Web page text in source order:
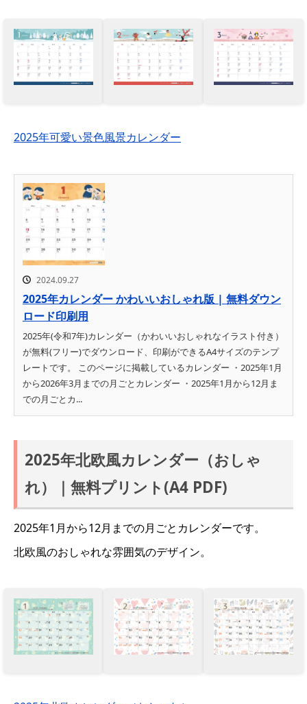
2025年可愛い景色風景カレンダー
2024.09.27
2025年カレンダー かわいいおしゃれ版 | 無料ダウン
ロード印刷用
2025年(令和7年)カレンダー（かわいいおしゃれなイラスト付き）
が無料(フリー)でダウンロード、印刷ができるA4サイズのテンプ
レートです。 このページに掲載しているカレンダー ・2025年1月
から2026年3月までの月ごとカレンダー ・2025年1月から12月ま
での月ごとカ...
2025年北欧風カレンダー（おしゃ
れ）｜無料プリント(A4 PDF)
2025年1月から12月までの月ごとカレンダーです。
北欧風のおしゃれな雰囲気のデザイン。